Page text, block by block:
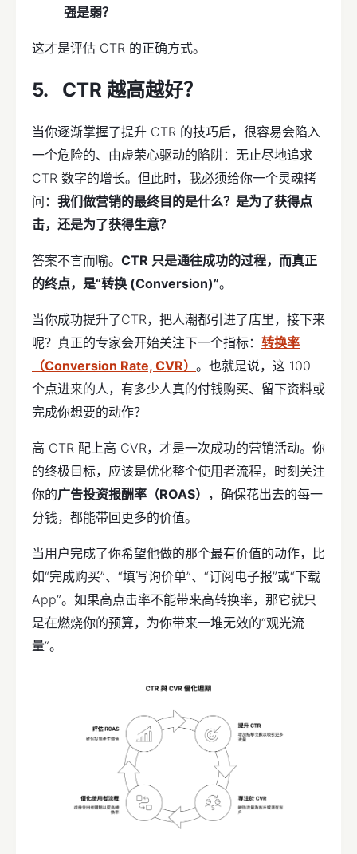
强是弱？
这才是评估 CTR 的正确方式。
CTR 越高越好？
当你逐渐掌握了提升 CTR 的技巧后，很容易会陷入
一个危险的、由虚荣心驱动的陷阱：无止尽地追求
CTR 数字的增长。但此时，我必须给你一个灵魂拷
问： 我们做营销的最终目的是什么？是为了获得点
击，还是为了获得生意？
答案不言而喻。 CTR 只是通往成功的过程，而真正
的终点，是“转换 (Conversion)”。
当你成功提升了CTR，把人潮都引进了店里，接下来
呢？真正的专家会开始关注下一个指标： 转换率
（Conversion Rate, CVR） 。也就是说，这 100
个点进来的人，有多少人真的付钱购买、留下资料或
完成你想要的动作？
高 CTR 配上高 CVR，才是一次成功的营销活动。你
的终极目标，应该是优化整个使用者流程，时刻关注
你的广告投资报酬率（ROAS） ，确保花出去的每一
分钱，都能带回更多的价值。
当用户完成了你希望他做的那个最有价值的动作，比
如“完成购买”、“填写询价单”、“订阅电子报”或“下载
App”。如果高点击率不能带来高转换率，那它就只
是在燃烧你的预算，为你带来一堆无效的“观光流
量”。